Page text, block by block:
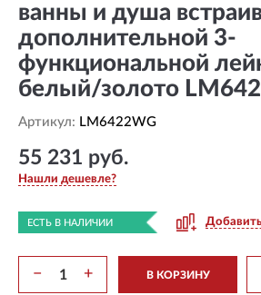
ванны и душа
дополнительной 3-
функциональной
белый/золото
Артикул: LM6422WG
55 231 руб.
Нашли дешевле?
ЕСТЬ В НАЛИЧИИ
− + В КОРЗИНУ